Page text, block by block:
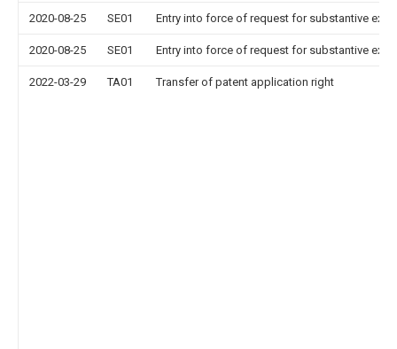
2020-08-25 SE01 Entry into force of request for substantive
2020-08-25 SE01 Entry into force of request for substantive
2022-03-29 TA01 Transfer of patent application right